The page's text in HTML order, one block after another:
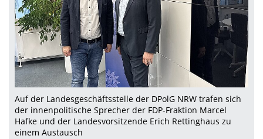
Auf der Landesgeschäftsstelle der DPolG NRW trafen sich
der innenpolitische Sprecher der FDP-Fraktion Marcel
Hafke und der Landesvorsitzende Erich Rettinghaus zu
einem Austausch